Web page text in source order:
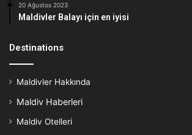
20 Ağustos 2023
Maldivler Balayı için en iyisi
Destinations
Maldivler Hakkında
Maldiv Haberleri
Maldiv Otelleri